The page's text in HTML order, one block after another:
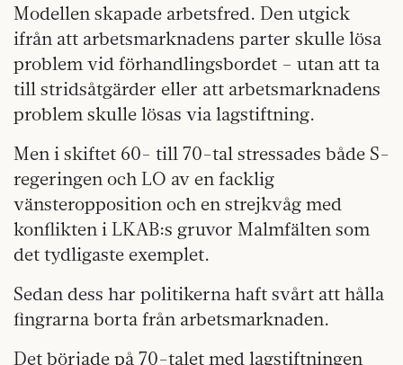
Modellen skapade arbetsfred. Den utgick
ifrån att arbetsmarknadens parter skulle lösa
problem vid förhandlingsbordet – utan att ta
till stridsåtgärder eller att arbetsmarknadens
problem skulle lösas via lagstiftning.
Men i skiftet 60- till 70-tal stressades både S-
regeringen och LO av en facklig
vänsteropposition och en strejkvåg med
konflikten i LKAB:s gruvor Malmfälten som
det tydligaste exemplet.
Sedan dess har politikerna haft svårt att hålla
fingrarna borta från arbetsmarknaden.
Det började på 70-talet med lagstiftningen